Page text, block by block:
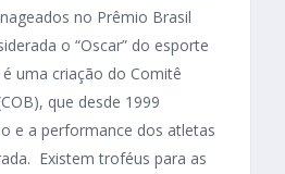
no Prêmio Brasil
o “Oscar” do esporte
uma criação do Comitê
que desde 1999
e a performance dos atletas
Existem troféus para as